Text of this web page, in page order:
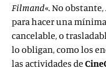
Filmand«. No obstante,
para hacer una
cancelable, o
lo obligan, como los
las actividades de